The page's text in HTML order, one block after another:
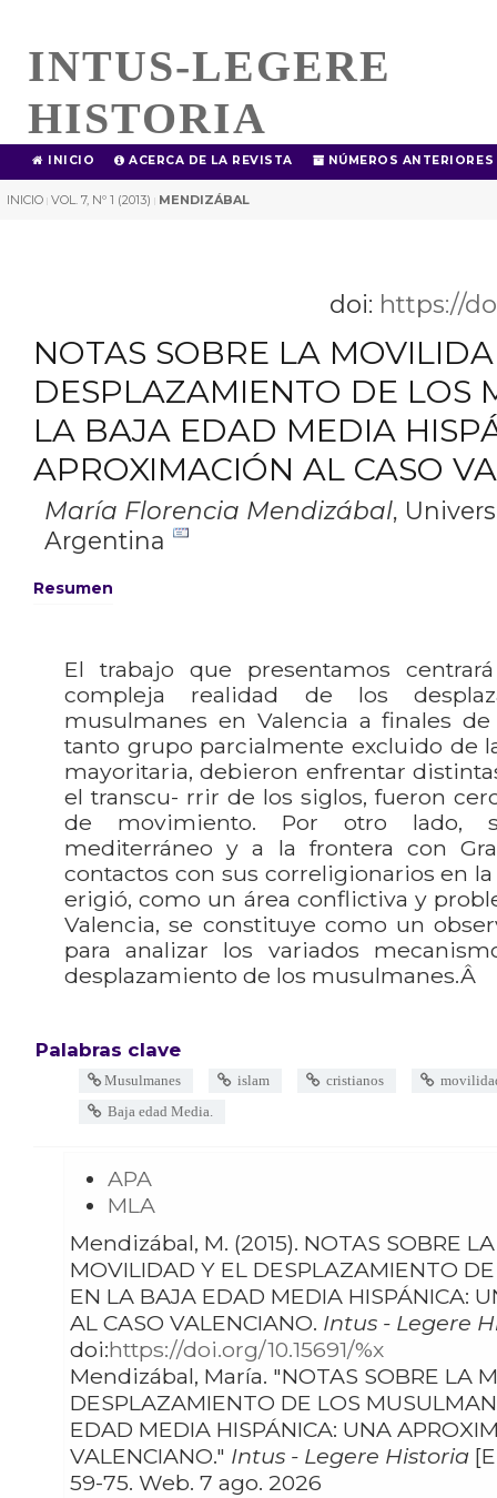
INTUS-LEGERE
HISTORIA
INICIO ACERCA DE LA REVISTA NÚMEROS ANTERIORES
INICIO | VOL. 7, Nº 1 (2013) | MENDIZÁBAL
doi: https://
NOTAS SOBRE LA
DESPLAZAMIENTO DE LOS
LA BAJA EDAD MEDIA
APROXIMACIÓN AL CASO
María Florencia Mendizábal,
Argentina
Resumen
El trabajo que presentamos
compleja realidad de los
musulmanes en Valencia a finales
tanto grupo parcialmente excluido de
mayoritaria, debieron enfrentar
el transcu- rrir de los siglos, fueron
de movimiento. Por otro lado,
mediterráneo y a la frontera con
contactos con sus correligionarios en la
erigió, como un área conflictiva y
Valencia, se constituye como un
para analizar los variados
desplazamiento de los musulmanes.Â
Palabras clave
Musulmanes islam cristianos
Baja edad Media.
APA
MLA
Mendizábal, M. (2015). NOTAS SOBRE LA
MOVILIDAD Y EL DESPLAZAMIENTO
EN LA BAJA EDAD MEDIA HISPÁNICA:
AL CASO VALENCIANO. Intus - Legere
doi:https://doi.org/10.15691/%x
Mendizábal, María. "NOTAS SOBRE LA MOVILIDAD Y EL
DESPLAZAMIENTO DE LOS
EDAD MEDIA HISPÁNICA: UNA
VALENCIANO." Intus - Legere Historia
59-75. Web. 7 ago. 2026